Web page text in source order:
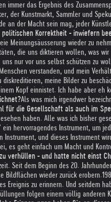
immer das Ergebnis des
der Kunstmarkt, Sammler und
an der Macht sein mag, jeder
Korrektheit - inwiefern
Meinungsäusserung wieder zu
die uns diktieren wollen, was
nur vor uns selbst schützen zu
verstanden, und mein
meine Bilder zu
Kopf einnistet. Ich habe aber
Als was mich irgendwer
für die Gesellschaft als auch im
haben. Alle was ich bisher
hervorragendes Instrument, um
Instrument, und dieses Instrument
es geht einfach um Macht und
verhüllen - und hatte nicht einst
Seit dem Beginn des 20.
Bildflächen wieder zurück erobern.
Ereignis zu erinnern. Und
folgen einem völlig anderen